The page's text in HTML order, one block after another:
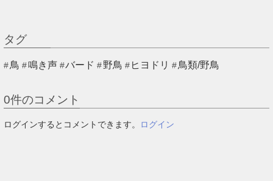
タグ
鳥 鳴き声 バード 野鳥 ヒヨドリ 鳥類/野鳥
0件のコメント
ログインするとコメントできます。 ログイン